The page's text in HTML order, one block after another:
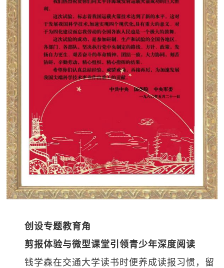
创设专题教育角
剪报体验与微型课堂引领青少年深度阅读
钱学森在交通大学读书时便养成读报习惯，留